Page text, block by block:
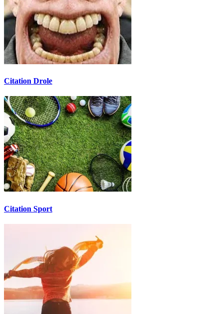
Citation Drole
Citation Sport